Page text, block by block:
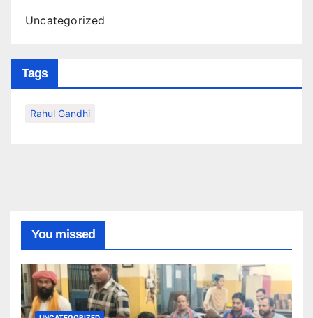
Uncategorized
Tags
Rahul Gandhi
You missed